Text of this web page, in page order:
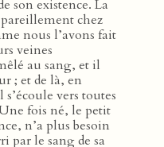
son existence. La
chez
nous l’avons fait
veines
au sang, et il
; et de là, en
vers toutes
fois né, le petit
n’a plus besoin
par le sang de sa